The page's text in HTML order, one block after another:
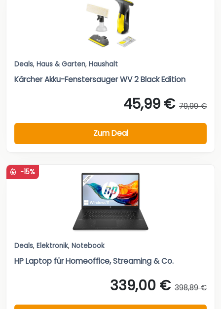
Deals, Haus & Garten, Haushalt
Kärcher Akku-Fenstersauger WV 2 Black Edition
45,99 € 79,99 €
Zum Deal
-15%
Deals, Elektronik, Notebook
HP Laptop für Homeoffice, Streaming & Co.
339,00 € 398,89 €